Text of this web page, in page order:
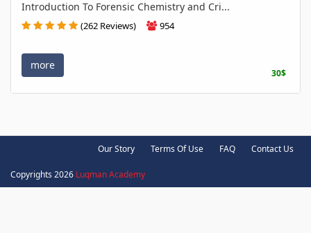
Introduction To Forensic Chemistry and Cri...
(262 Reviews) 954
more
30$
Our Story Terms Of Use FAQ Contact Us
Copyrights 2026 Luqman Academy